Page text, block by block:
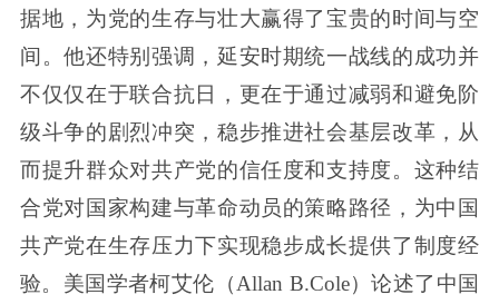
据地，为党的生存与壮大赢得了宝贵的时间与空
间。他还特别强调，延安时期统一战线的成功并
不仅仅在于联合抗日，更在于通过减弱和避免阶
级斗争的剧烈冲突，稳步推进社会基层改革，从
而提升群众对共产党的信任度和支持度。这种结
合党对国家构建与革命动员的策略路径，为中国
共产党在生存压力下实现稳步成长提供了制度经
验。美国学者柯艾伦（Allan B.Cole）论述了中国